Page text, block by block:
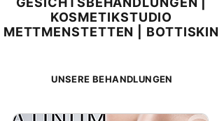
KOSMETIKSTUDIO
METTMENSTETTEN | BOTTISKIN
UNSERE BEHANDLUNGEN